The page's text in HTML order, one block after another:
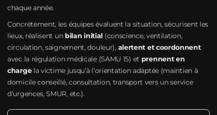
chaque année.
Concrètement, les équipes évaluent la situation, sécurisent les
lieux, réalisent un bilan initial (conscience, ventilation,
circulation, saignement, douleur), alertent et coordonnent
avec la régulation médicale (SAMU 15) et prennent en
chargela victime jusqu’à l’orientation adaptée (maintien à
domicile conseillé, consultation, transport vers un service
d’urgences, SMUR, etc.).